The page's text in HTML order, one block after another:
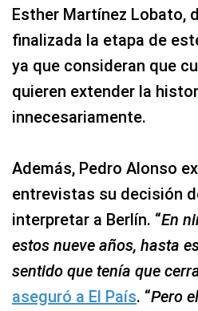
Esther Martínez Lobato,
finalizada la etapa de
ya que consideran que
quieren extender la
innecesariamente.
Además, Pedro Alonso
entrevistas su decisión
interpretar a Berlín. “En
estos nueve años, hasta
sentido que tenía que
aseguró a El País. “Pero